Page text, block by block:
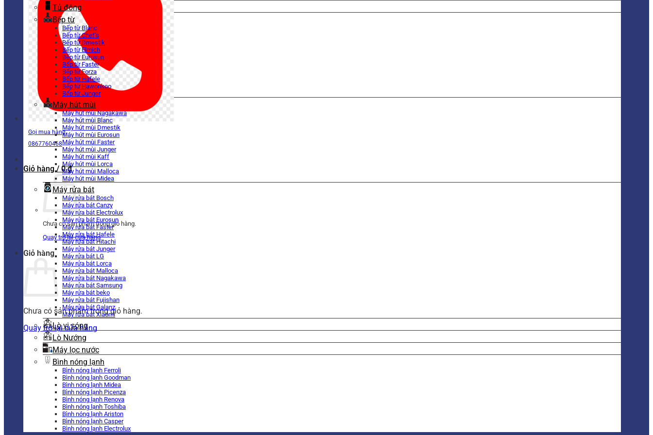
Gọi mua hàng
0867760468
Giỏ hàng / 0₫
Chưa có sản phẩm trong giỏ hàng.
Quay trở lại cửa hàng
Giỏ hàng
Chưa có sản phẩm trong giỏ hàng.
Quay trở lại cửa hàng
Tủ đông
Bếp từ
Bếp từ Blanc
Bếp từ Chef’s
Bếp từ Dmestik
Bếp từ Elmich
Bếp từ Eurosun
Bếp từ Faster
Bếp từ Forza
Bếp từ Hafele
Bếp từ Hawonkoo
Bếp từ Junger
Máy hút mùi
Máy hút mùi Nagakawa
Máy hút mùi Blanc
Máy hút mùi Dmestik
Máy hút mùi Eurosun
Máy hút mùi Faster
Máy hút mùi Junger
Máy hút mùi Kaff
Máy hút mùi Lorca
Máy hút mùi Malloca
Máy hút mùi Midea
Máy rửa bát
Máy rửa bát Bosch
Máy rửa bát Canzy
Máy rửa bát Electrolux
Máy rửa bát Eurosun
Máy rửa bát Faster
Máy rửa bát Hafele
Máy rửa bát Hitachi
Máy rửa bát Junger
Máy rửa bát LG
Máy rửa bát Lorca
Máy rửa bát Malloca
Máy rửa bát Nagakawa
Máy rửa bát Samsung
Máy rửa bát beko
Máy rửa bát Fujishan
Máy rửa bát Galanz
Máy rửa bát Xiaomi
Lò vi sóng
Lò Nướng
Máy lọc nước
Bình nóng lạnh
Bình nóng lạnh Ferroli
Bình nóng lạnh Goodman
Bình nóng lạnh Midea
Bình nóng lạnh Picenza
Bình nóng lạnh Renova
Bình nóng lạnh Toshiba
Bình nóng lạnh Ariston
Bình nóng lạnh Casper
Bình nóng lạnh Electrolux